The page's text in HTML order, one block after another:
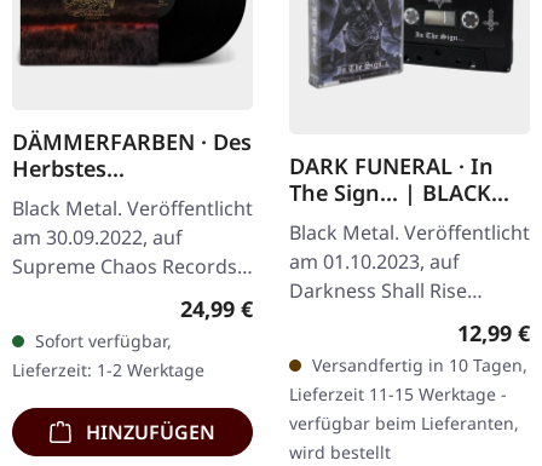
DÄMMERFARBEN · Des
Herbstes
Trauerhymnen MMXX
| BLACK 2LP
Black Metal. Veröffentlicht
am 30.09.2022, auf
Supreme Chaos Records.
Schweres schwarzes
Doppel-Vinyl im Gatefold-
Cover mit 2-seitigem
Insert,…
Regulärer Preis:
24,99 €
Sofort verfügbar,
Lieferzeit: 1-2 Werktage
HINZUFÜGEN
DARK FUNERAL · In
The Sign... | BLACK
TAPE
Black Metal. Veröffentlicht
am 01.10.2023, auf
Darkness Shall Rise
Productions. Schwarze
Musik-Kassette mit 4-
seitigem Einleger. Limitiert
auf 350…
12,99 €
Versandfertig in 10 Tagen,
Lieferzeit 11-15 Werktage -
verfügbar beim Lieferanten,
wird bestellt